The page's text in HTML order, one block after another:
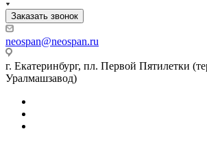
Заказать звонок
neospan@neospan.ru
г. Екатеринбург, пл. Первой Пятилетки
Уралмашзавод)